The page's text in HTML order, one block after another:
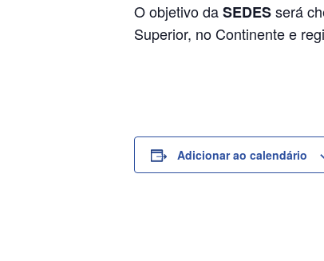
O objetivo daSEDESserá
Superior, no Continente e
Adicionar ao calendário